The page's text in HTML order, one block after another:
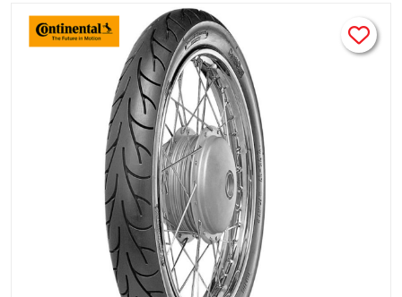
250-16) Continental ContiGo 42J TT – Performance et adhérence -
cyclomoteur